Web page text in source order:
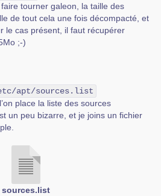
tourner galeon, la taille des
de tout cela une fois décompacté, et
le cas présent, il faut récupérer
;-)
apt/sources.list
place la liste des sources
un peu bizarre, et je joins un fichier
sources.list